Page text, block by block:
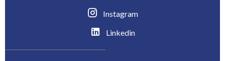
Instagram
Linkedin